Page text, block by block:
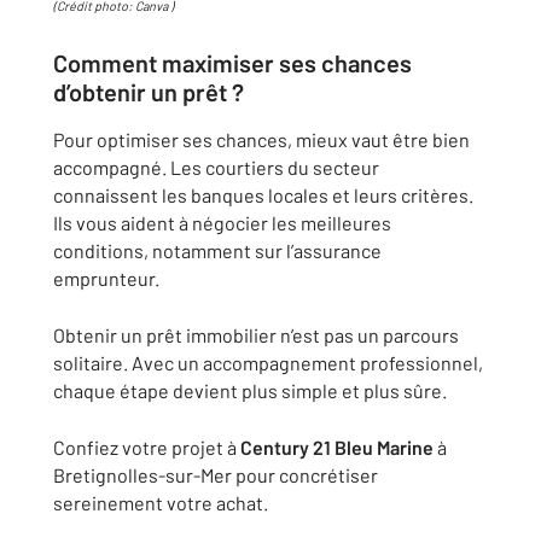
(Crédit photo: Canva )
Comment maximiser ses chances
d’obtenir un prêt ?
Pour optimiser ses chances, mieux vaut être bien
accompagné. Les courtiers du secteur
connaissent les banques locales et leurs critères.
Ils vous aident à négocier les meilleures
conditions, notamment sur l’assurance
emprunteur.
Obtenir un prêt immobilier n’est pas un parcours
solitaire. Avec un accompagnement professionnel,
chaque étape devient plus simple et plus sûre.
Confiez votre projet à Century 21 Bleu Marine à
Bretignolles-sur-Mer pour concrétiser
sereinement votre achat.